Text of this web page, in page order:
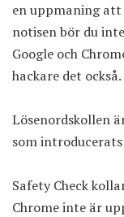
en uppmaning att
notisen bör du
Google och
hackare det också.
Lösenordskollen
som
Safety Check
Chromeinte är